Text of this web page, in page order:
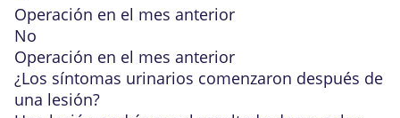
Operación en el mes anterior
No
Operación en el mes anterior
¿Los síntomas urinarios comenzaron después de
una lesión?